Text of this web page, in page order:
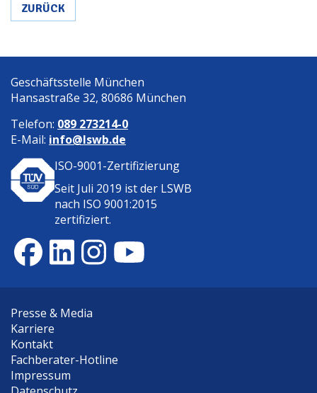
ZURÜCK
Geschäftsstelle München
Hansastraße 32, 80686 München
Telefon: 089 273214-0
E-Mail: info@lswb.de
ISO-9001-Zertifizierung
Seit Juli 2019 ist der LSWB
nach ISO 9001:2015
zertifiziert.
Presse & Media
Karriere
Kontakt
Fachberater-Hotline
Impressum